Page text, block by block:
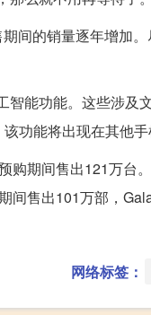
间的销量逐年增加
智能功能。这些涉
功能将出现在其他手
购期间售出121万台
间售出101万部，
网络标签：